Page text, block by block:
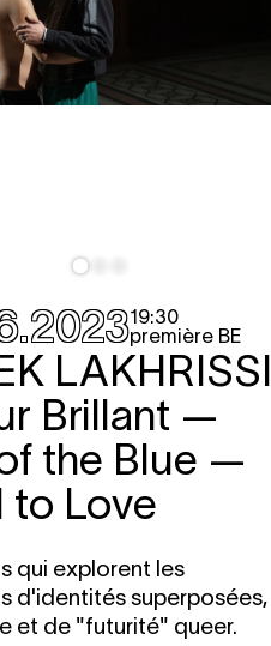
,
free
free
free
BILLETTERIE
19:30
première BE
LAKHRISSI
Brillant —
the Blue —
to Love
qui explorent les
d'identités superposées,
et de "futurité" queer.